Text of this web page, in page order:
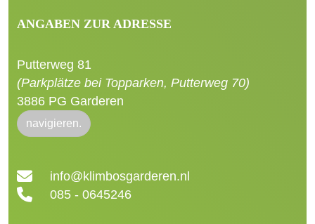
ANGABEN ZUR ADRESSE
Putterweg 81
(Parkplätze bei Topparken, Putterweg 70)
3886 PG Garderen
navigieren.
info@klimbosgarderen.nl
085 - 0645246